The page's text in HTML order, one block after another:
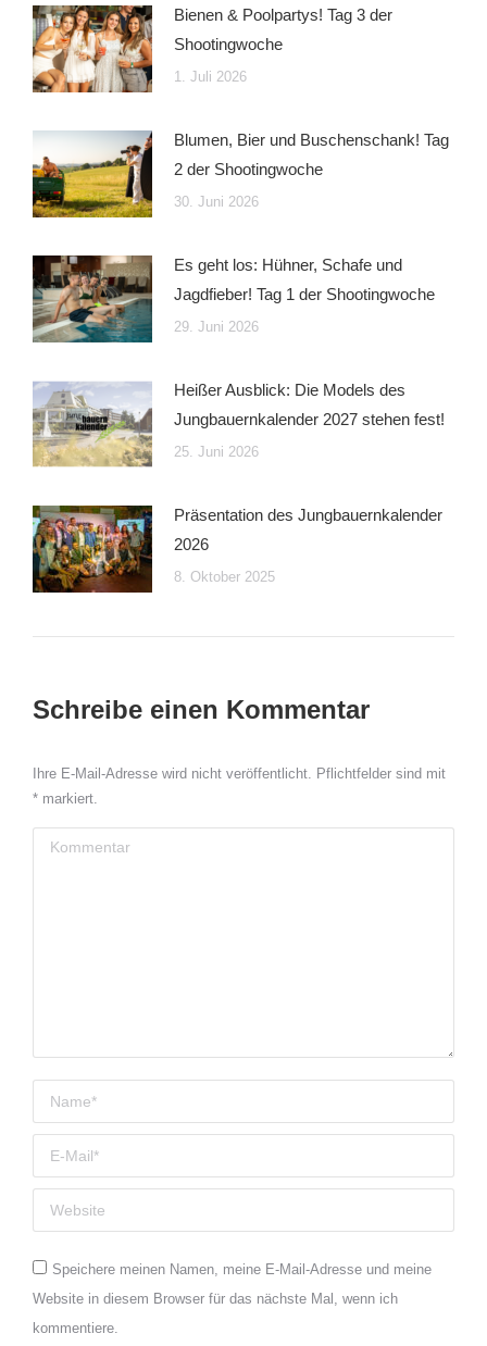
Bienen & Poolpartys! Tag 3 der
Shootingwoche
1. Juli 2026
Blumen, Bier und Buschenschank! Tag
2 der Shootingwoche
30. Juni 2026
Es geht los: Hühner, Schafe und
Jagdfieber! Tag 1 der Shootingwoche
29. Juni 2026
Heißer Ausblick: Die Models des
Jungbauernkalender 2027 stehen fest!
25. Juni 2026
Präsentation des Jungbauernkalender
2026
8. Oktober 2025
Schreibe einen Kommentar
Ihre E-Mail-Adresse wird nicht veröffentlicht. Pflichtfelder sind mit
* markiert.
Kommentar
Name *
E-Mail *
Website
Speichere meinen Namen, meine E-Mail-Adresse und meine
Website in diesem Browser für das nächste Mal, wenn ich
kommentiere.